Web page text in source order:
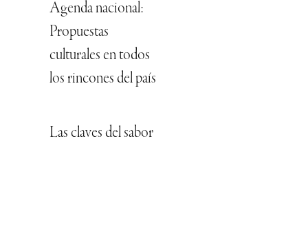
Agenda nacional:
Propuestas
culturales en todos
los rincones del país
Las claves del sabor